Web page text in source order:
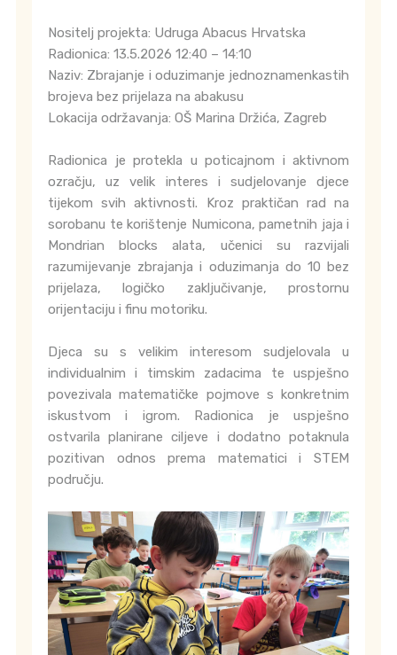
Nositelj projekta: Udruga Abacus Hrvatska
Radionica: 13.5.2026 12:40 – 14:10
Naziv: Zbrajanje i oduzimanje jednoznamenkastih
brojeva bez prijelaza na abakusu
Lokacija održavanja: OŠ Marina Držića, Zagreb
Radionica je protekla u poticajnom i aktivnom
ozračju, uz velik interes i sudjelovanje djece
tijekom svih aktivnosti. Kroz praktičan rad na
sorobanu te korištenje Numicona, pametnih jaja i
Mondrian blocks alata, učenici su razvijali
razumijevanje zbrajanja i oduzimanja do 10 bez
prijelaza, logičko zaključivanje, prostornu
orijentaciju i finu motoriku.
Djeca su s velikim interesom sudjelovala u
individualnim i timskim zadacima te uspješno
povezivala matematičke pojmove s konkretnim
iskustvom i igrom. Radionica je uspješno
ostvarila planirane ciljeve i dodatno potaknula
pozitivan odnos prema matematici i STEM
području.